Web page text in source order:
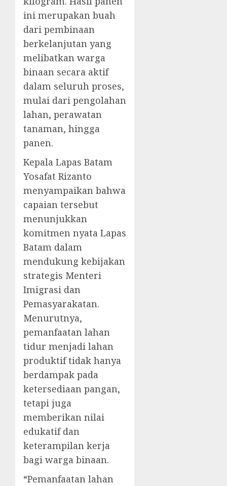
ini merupakan buah
dari pembinaan
berkelanjutan yang
melibatkan warga
binaan secara aktif
dalam seluruh proses,
mulai dari pengolahan
lahan, perawatan
tanaman, hingga
panen.
Kepala Lapas Batam
Yosafat Rizanto
menyampaikan bahwa
capaian tersebut
menunjukkan
komitmen nyata Lapas
Batam dalam
mendukung kebijakan
strategis Menteri
Imigrasi dan
Pemasyarakatan.
Menurutnya,
pemanfaatan lahan
tidur menjadi lahan
produktif tidak hanya
berdampak pada
ketersediaan pangan,
tetapi juga
memberikan nilai
edukatif dan
keterampilan kerja
bagi warga binaan.
“Pemanfaatan lahan